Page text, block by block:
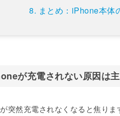
まとめ：iPhone本体
が充電されない原因は
突然充電されなくなると焦り